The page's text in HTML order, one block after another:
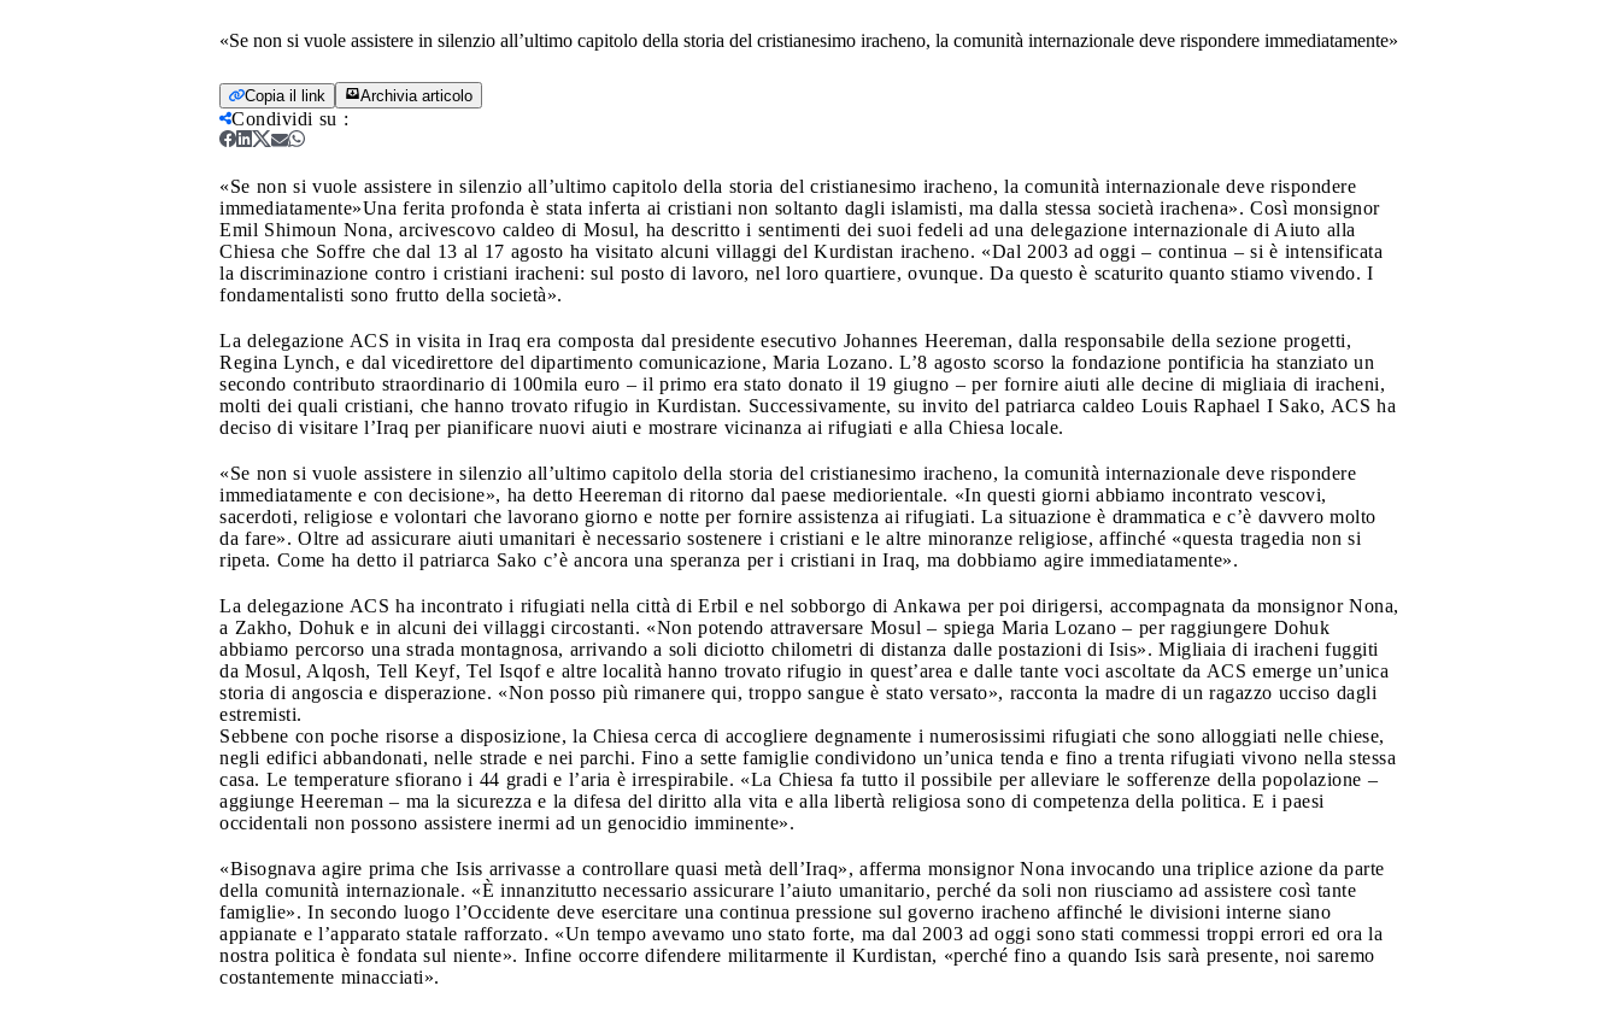
«Se non si vuole assistere in silenzio all’ultimo capitolo della storia del cristianesimo iracheno, la comunità internazionale deve rispondere immediatamente»
Copia il link Archivia articolo
Condividi su :
«Se non si vuole assistere in silenzio all’ultimo capitolo della storia del cristianesimo iracheno, la comunità internazionale deve rispondere
immediatamente»Una ferita profonda è stata inferta ai cristiani non soltanto dagli islamisti, ma dalla stessa società irachena». Così monsignor
Emil Shimoun Nona, arcivescovo caldeo di Mosul, ha descritto i sentimenti dei suoi fedeli ad una delegazione internazionale di Aiuto alla
Chiesa che Soffre che dal 13 al 17 agosto ha visitato alcuni villaggi del Kurdistan iracheno. «Dal 2003 ad oggi – continua – si è intensificata
la discriminazione contro i cristiani iracheni: sul posto di lavoro, nel loro quartiere, ovunque. Da questo è scaturito quanto stiamo vivendo. I
fondamentalisti sono frutto della società».
La delegazione ACS in visita in Iraq era composta dal presidente esecutivo Johannes Heereman, dalla responsabile della sezione progetti,
Regina Lynch, e dal vicedirettore del dipartimento comunicazione, Maria Lozano. L’8 agosto scorso la fondazione pontificia ha stanziato un
secondo contributo straordinario di 100mila euro – il primo era stato donato il 19 giugno – per fornire aiuti alle decine di migliaia di iracheni,
molti dei quali cristiani, che hanno trovato rifugio in Kurdistan. Successivamente, su invito del patriarca caldeo Louis Raphael I Sako, ACS ha
deciso di visitare l’Iraq per pianificare nuovi aiuti e mostrare vicinanza ai rifugiati e alla Chiesa locale.
«Se non si vuole assistere in silenzio all’ultimo capitolo della storia del cristianesimo iracheno, la comunità internazionale deve rispondere
immediatamente e con decisione», ha detto Heereman di ritorno dal paese mediorientale. «In questi giorni abbiamo incontrato vescovi,
sacerdoti, religiose e volontari che lavorano giorno e notte per fornire assistenza ai rifugiati. La situazione è drammatica e c’è davvero molto
da fare». Oltre ad assicurare aiuti umanitari è necessario sostenere i cristiani e le altre minoranze religiose, affinché «questa tragedia non si
ripeta. Come ha detto il patriarca Sako c’è ancora una speranza per i cristiani in Iraq, ma dobbiamo agire immediatamente».
La delegazione ACS ha incontrato i rifugiati nella città di Erbil e nel sobborgo di Ankawa per poi dirigersi, accompagnata da monsignor Nona,
a Zakho, Dohuk e in alcuni dei villaggi circostanti. «Non potendo attraversare Mosul – spiega Maria Lozano – per raggiungere Dohuk
abbiamo percorso una strada montagnosa, arrivando a soli diciotto chilometri di distanza dalle postazioni di Isis». Migliaia di iracheni fuggiti
da Mosul, Alqosh, Tell Keyf, Tel Isqof e altre località hanno trovato rifugio in quest’area e dalle tante voci ascoltate da ACS emerge un’unica
storia di angoscia e disperazione. «Non posso più rimanere qui, troppo sangue è stato versato», racconta la madre di un ragazzo ucciso dagli
estremisti.
Sebbene con poche risorse a disposizione, la Chiesa cerca di accogliere degnamente i numerosissimi rifugiati che sono alloggiati nelle chiese,
negli edifici abbandonati, nelle strade e nei parchi. Fino a sette famiglie condividono un’unica tenda e fino a trenta rifugiati vivono nella stessa
casa. Le temperature sfiorano i 44 gradi e l’aria è irrespirabile. «La Chiesa fa tutto il possibile per alleviare le sofferenze della popolazione –
aggiunge Heereman – ma la sicurezza e la difesa del diritto alla vita e alla libertà religiosa sono di competenza della politica. E i paesi
occidentali non possono assistere inermi ad un genocidio imminente».
«Bisognava agire prima che Isis arrivasse a controllare quasi metà dell’Iraq», afferma monsignor Nona invocando una triplice azione da parte
della comunità internazionale. «È innanzitutto necessario assicurare l’aiuto umanitario, perché da soli non riusciamo ad assistere così tante
famiglie». In secondo luogo l’Occidente deve esercitare una continua pressione sul governo iracheno affinché le divisioni interne siano
appianate e l’apparato statale rafforzato. «Un tempo avevamo uno stato forte, ma dal 2003 ad oggi sono stati commessi troppi errori ed ora la
nostra politica è fondata sul niente». Infine occorre difendere militarmente il Kurdistan, «perché fino a quando Isis sarà presente, noi saremo
costantemente minacciati».